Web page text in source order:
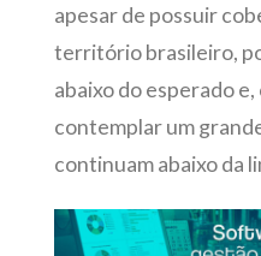
apesar de possuir
território brasileiro,
abaixo do esperado e,
contemplar um
continuam abaixo da